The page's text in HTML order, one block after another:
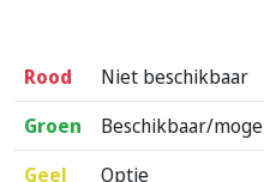
Rood
Niet beschikbaar
Groen
Beschikbaar/
Geel
Optie